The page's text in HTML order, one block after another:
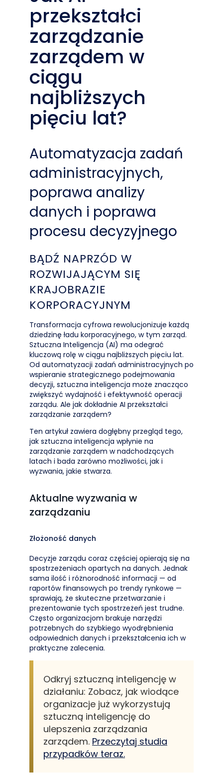
przekształci
zarządzanie
zarządem w
ciągu
najbliższych
pięciu lat?
Automatyzacja zadań
administracyjnych,
poprawa analizy
danych i poprawa
procesu decyzyjnego
BĄDŹ NAPRZÓD W
ROZWIJAJĄCYM SIĘ
KRAJOBRAZIE
KORPORACYJNYM
Transformacja cyfrowa rewolucjonizuje każdą
dziedzinę ładu korporacyjnego, w tym zarząd.
Sztuczna Inteligencja (AI) ma odegrać
kluczową rolę w ciągu najbliższych pięciu lat.
Od automatyzacji zadań administracyjnych po
wspieranie strategicznego podejmowania
decyzji, sztuczna inteligencja może znacząco
zwiększyć wydajność i efektywność operacji
zarządu. Ale jak dokładnie AI przekształci
zarządzanie zarządem?
Ten artykuł zawiera dogłębny przegląd tego,
jak sztuczna inteligencja wpłynie na
zarządzanie zarządem w nadchodzących
latach i bada zarówno możliwości, jak i
wyzwania, jakie stwarza.
Aktualne wyzwania w
zarządzaniu
Złożoność danych
Decyzje zarządu coraz częściej opierają się na
spostrzeżeniach opartych na danych. Jednak
sama ilość i różnorodność informacji — od
raportów finansowych po trendy rynkowe —
sprawiają, że skuteczne przetwarzanie i
prezentowanie tych spostrzeżeń jest trudne.
Często organizacjom brakuje narzędzi
potrzebnych do szybkiego wyodrębnienia
odpowiednich danych i przekształcenia ich w
praktyczne zalecenia.
Odkryj sztuczną inteligencję w
działaniu: Zobacz, jak wiodące
organizacje już wykorzystują
sztuczną inteligencję do
ulepszenia zarządzania
zarządem. Przeczytaj studia
przypadków teraz.